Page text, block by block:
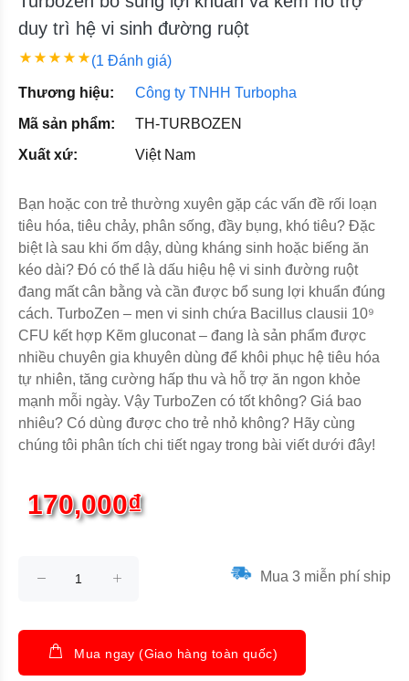
duy trì hệ vi sinh đường ruột
(1 Đánh giá)
Thương hiệu:
Công ty TNHH Turbopha
Mã sản phẩm:
TH-TURBOZEN
Xuất xứ:
Việt Nam
Bạn hoặc con trẻ thường xuyên gặp các vấn đề rối loạn
tiêu hóa, tiêu chảy, phân sống, đầy bụng, khó tiêu? Đặc
biệt là sau khi ốm dậy, dùng kháng sinh hoặc biếng ăn
kéo dài? Đó có thể là dấu hiệu hệ vi sinh đường ruột
đang mất cân bằng và cần được bổ sung lợi khuẩn đúng
cách. TurboZen – men vi sinh chứa Bacillus clausii 10⁹
CFU kết hợp Kẽm gluconat – đang là sản phẩm được
nhiều chuyên gia khuyên dùng để khôi phục hệ tiêu hóa
tự nhiên, tăng cường hấp thu và hỗ trợ ăn ngon khỏe
mạnh mỗi ngày. Vậy TurboZen có tốt không? Giá bao
nhiêu? Có dùng được cho trẻ nhỏ không? Hãy cùng
chúng tôi phân tích chi tiết ngay trong bài viết dưới đây!
170,000₫
Mua 3 miễn phí ship
Mua ngay (Giao hàng toàn quốc)